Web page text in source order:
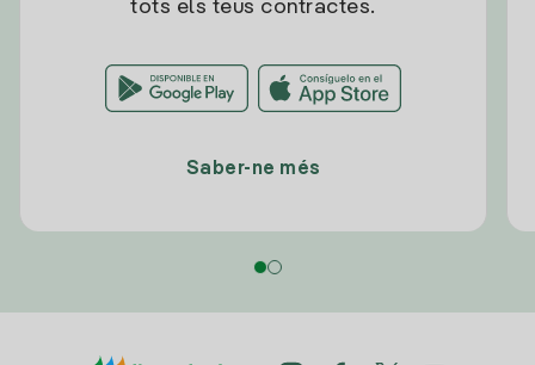
tots els teus contractes.
Saber-ne més